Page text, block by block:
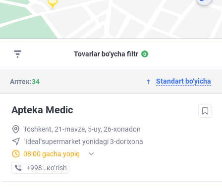
Tovarlar bo‘ycha filtr 0
Аптек:34 Standart bo‘yicha
Apteka Medic
Toshkent, 21-mavze, 5-uy, 26-xonadon
"Ideal"supermarket yonidagi 3-dorixona
08:00 gacha yopiq
+998 (97) XXX-XX-XX
кo’rish